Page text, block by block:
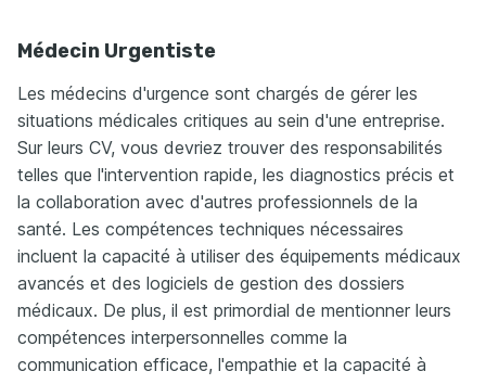
Médecin Urgentiste
Les médecins d'urgence sont chargés de gérer les
situations médicales critiques au sein d'une entreprise.
Sur leurs CV, vous devriez trouver des responsabilités
telles que l'intervention rapide, les diagnostics précis et
la collaboration avec d'autres professionnels de la
santé. Les compétences techniques nécessaires
incluent la capacité à utiliser des équipements médicaux
avancés et des logiciels de gestion des dossiers
médicaux. De plus, il est primordial de mentionner leurs
compétences interpersonnelles comme la
communication efficace, l'empathie et la capacité à